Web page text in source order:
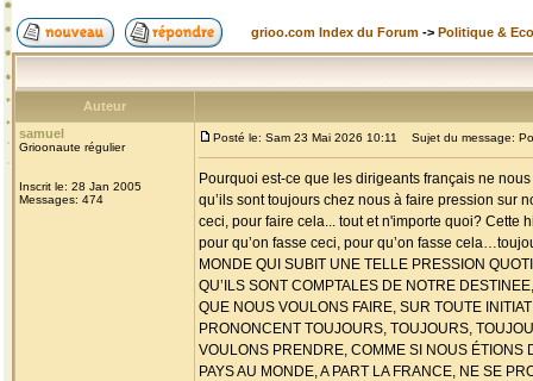
grioo.com Index du Forum -> Politique &
Auteur
samuel
Grioonaute régulier
Inscrit le: 28 Jan 2005
Messages: 474
Posté le: Sam 23 Mai 2026 10:11 Sujet du message:
Pourquoi est-ce que les dirigeants français ne
qu’ils sont toujours chez nous à faire pression sur
ceci, pour faire cela... tout et n'importe quoi? Cette
pour qu’on fasse ceci, pour qu’on fasse
MONDE QUI SUBIT UNE TELLE PRESSION
QU’ILS SONT COMPTALES DE NOTRE
QUE NOUS VOULONS FAIRE, SUR TOUTE
PRONONCENT TOUJOURS, TOUJOURS,
VOULONS PRENDRE, COMME SI NOUS ÉTIONS
PAYS AU MONDE, A PART LA FRANCE, NE SE